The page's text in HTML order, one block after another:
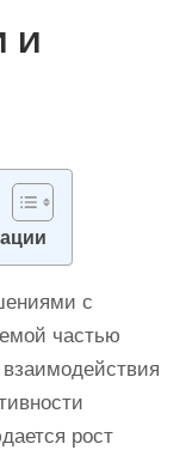
и
с
частью
рост